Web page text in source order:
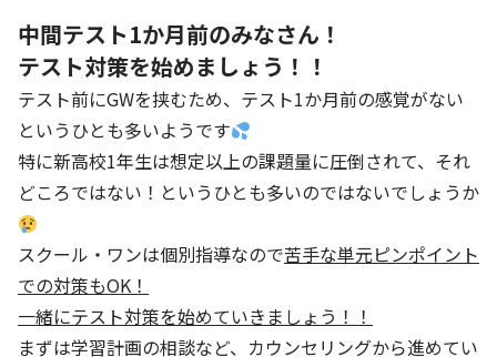
中間テスト1か月前のみなさん！
テスト対策を始めましょう！！
テスト前にGWを挟むため、テスト1か月前の感覚がない
というひとも多いようです
特に新高校1年生は想定以上の課題量に圧倒されて、それ
どころではない！というひとも多いのではないでしょうか
スクール・ワンは個別指導なので苦手な単元ピンポイント
での対策もOK！
一緒にテスト対策を始めていきましょう！！
まずは学習計画の相談など、カウンセリングから進めてい